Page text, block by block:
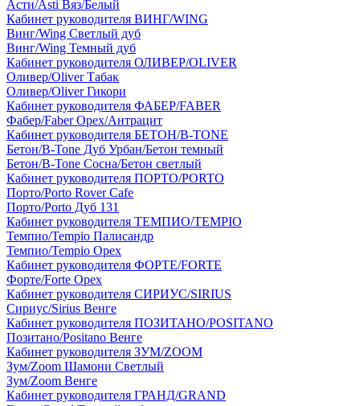
Асти/Asti Вяз/Белый
Кабинет руководителя ВИНГ/WING
Винг/Wing Светлый дуб
Винг/Wing Темный дуб
Кабинет руководителя ОЛИВЕР/OLIVER
Оливер/Oliver Табак
Оливер/Oliver Гикори
Кабинет руководителя ФАБЕР/FABER
Фабер/Faber Орех/Антрацит
Кабинет руководителя БЕТОН/B-TONE
Бетон/B-Tone Дуб Урбан/Бетон темный
Бетон/B-Tone Сосна/Бетон светлый
Кабинет руководителя ПОРТО/PORTO
Порто/Porto Rover Cafe
Порто/Porto Дуб 131
Кабинет руководителя ТЕМПИО/TEMPIO
Темпио/Tempio Палисандр
Темпио/Tempio Орех
Кабинет руководителя ФОРТЕ/FORTE
Форте/Forte Орех
Кабинет руководителя СИРИУС/SIRIUS
Сириус/Sirius Венге
Кабинет руководителя ПОЗИТАНО/POSITANO
Позитано/Positano Венге
Кабинет руководителя ЗУМ/ZOOM
Зум/Zoom Шамони Светлый
Зум/Zoom Венге
Кабинет руководителя ГРАНД/GRAND